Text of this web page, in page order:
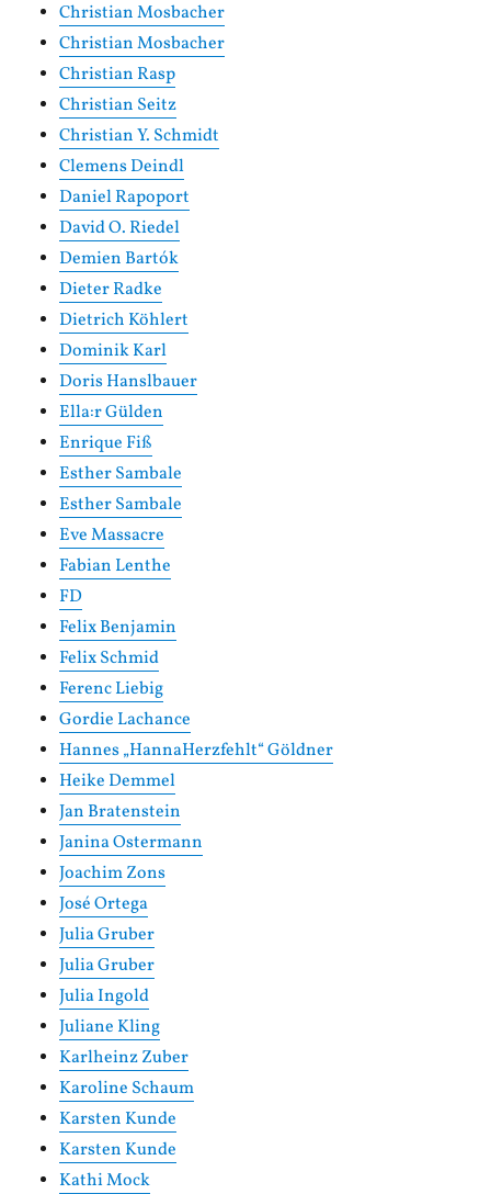
Christian Mosbacher
Christian Mosbacher
Christian Rasp
Christian Seitz
Christian Y. Schmidt
Clemens Deindl
Daniel Rapoport
David O. Riedel
Demien Bartók
Dieter Radke
Dietrich Köhlert
Dominik Karl
Doris Hanslbauer
Ella:r Gülden
Enrique Fiß
Esther Sambale
Esther Sambale
Eve Massacre
Fabian Lenthe
FD
Felix Benjamin
Felix Schmid
Ferenc Liebig
Gordie Lachance
Hannes „HannaHerzfehlt“ Göldner
Heike Demmel
Jan Bratenstein
Janina Ostermann
Joachim Zons
José Ortega
Julia Gruber
Julia Gruber
Julia Ingold
Juliane Kling
Karlheinz Zuber
Karoline Schaum
Karsten Kunde
Karsten Kunde
Kathi Mock